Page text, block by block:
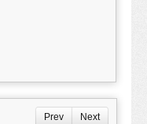
Prev Next